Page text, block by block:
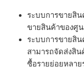
ระบบการขายสิน
ขายสินค้าของศู
ระบบการขายสิ
สามารถจัดส่งสิ
ซื้อรายย่อยหลาย